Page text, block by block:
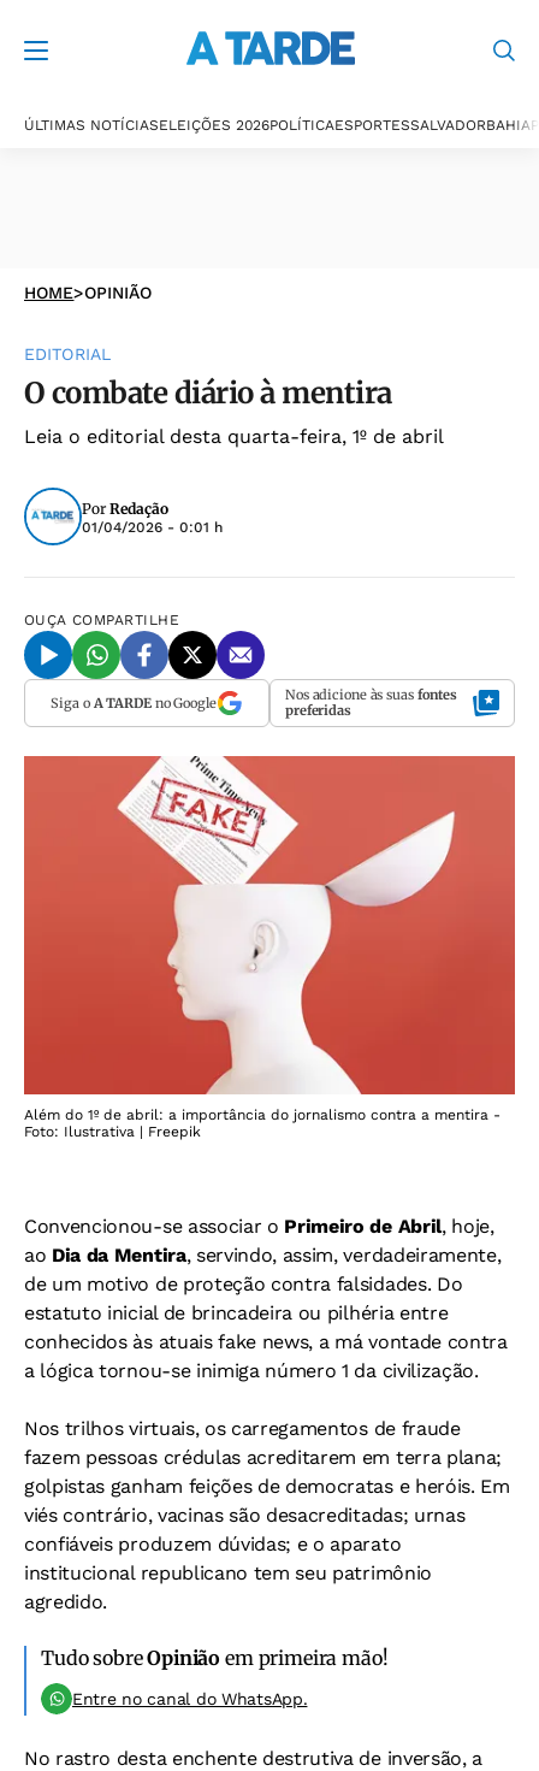
ÚLTIMAS NOTÍCIASELEIÇÕES 2026POLÍTICAESPORTESSALVADORBAHIA
HOME>OPINIÃO
EDITORIAL
O combate diário à mentira
Leia o editorial desta quarta-feira, 1º de abril
Por Redação
01/04/2026 - 0:01 h
OUÇA COMPARTILHE
Siga o A TARDEno Google Nos adicione às suas fontes
preferidas
Além do 1º de abril: a importância do jornalismo contra a mentira -
Foto: Ilustrativa | Freepik
Convencionou-se associar o Primeiro de Abril, hoje,
ao Dia da Mentira, servindo, assim, verdadeiramente,
de um motivo de proteção contra falsidades. Do
estatuto inicial de brincadeira ou pilhéria entre
conhecidos às atuais fake news, a má vontade contra
a lógica tornou-se inimiga número 1 da civilização.
Nos trilhos virtuais, os carregamentos de fraude
fazem pessoas crédulas acreditarem em terra plana;
golpistas ganham feições de democratas e heróis. Em
viés contrário, vacinas são desacreditadas; urnas
confiáveis produzem dúvidas; e o aparato
institucional republicano tem seu patrimônio
agredido.
Tudo sobreOpinião em primeira mão!
Entre no canal do WhatsApp.
No rastro desta enchente destrutiva de inversão, a